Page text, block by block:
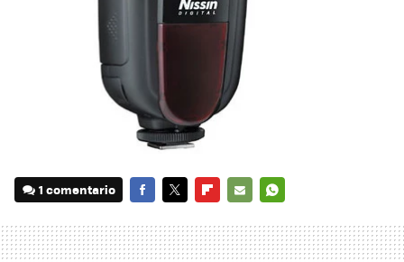
1 comentario
MAIL